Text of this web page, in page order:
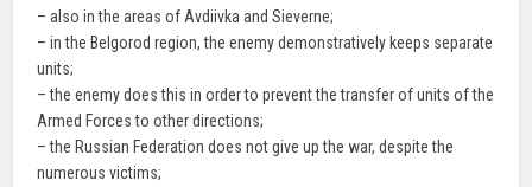
– also in the areas of Avdiivka and Sieverne;
– in the Belgorod region, the enemy demonstratively keeps separate
units;
– the enemy does this in order to prevent the transfer of units of the
Armed Forces to other directions;
– the Russian Federation does not give up the war, despite the
numerous victims;